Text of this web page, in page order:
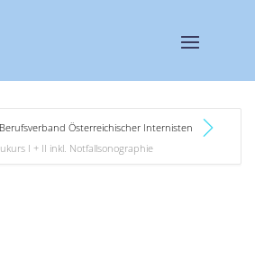
Österreichischer Internisten
I + II inkl. Notfallsonographie